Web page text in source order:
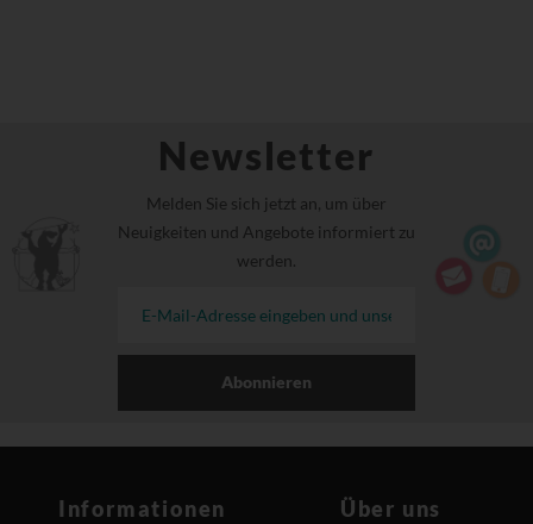
Newsletter
Melden Sie sich jetzt an, um über
Neuigkeiten und Angebote informiert zu
werden.
Abonnieren
Informationen Über uns